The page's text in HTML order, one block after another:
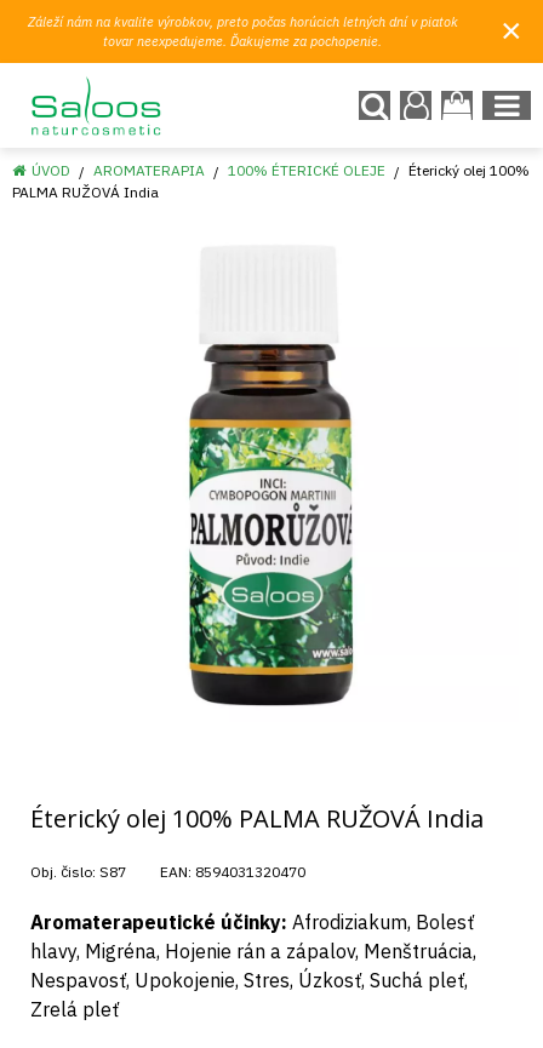
Záleží nám na kvalite výrobkov, preto počas horúcich letných dní v piatok
tovar neexpedujeme. Ďakujeme za pochopenie.
×
ÚVOD AROMATERAPIA 100% ÉTERICKÉ OLEJE
Éterický olej 100%
PALMA RUŽOVÁ India
Éterický olej 100% PALMA RUŽOVÁ India
Obj. čislo: S87 EAN: 8594031320470
Aromaterapeutické účinky: Afrodiziakum, Bolesť
hlavy, Migréna, Hojenie rán a zápalov, Menštruácia,
Nespavosť, Upokojenie, Stres, Úzkosť, Suchá pleť,
Zrelá pleť